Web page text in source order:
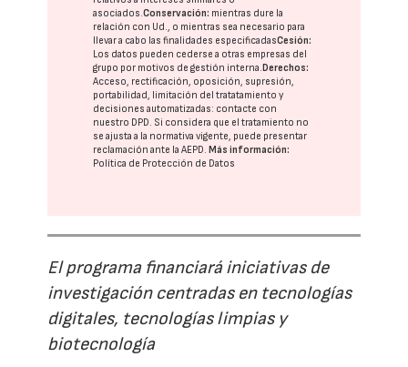
asociados.Conservación: mientras dure la
relación con Ud., o mientras sea necesario para
llevar a cabo las finalidades especificadasCesión:
Los datos pueden cederse a otras empresas del
grupo por motivos de gestión interna.Derechos:
Acceso, rectificación, oposición, supresión,
portabilidad, limitación del tratatamiento y
decisiones automatizadas: contacte con
nuestro DPD. Si considera que el tratamiento no
se ajusta a la normativa vigente, puede presentar
reclamación ante laAEPD.Más información:
Política de Protección de Datos
El programa financiará iniciativas de
investigación centradas en tecnologías
digitales, tecnologías limpias y
biotecnología